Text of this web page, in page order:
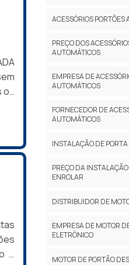
os
e
é
ACESSÓRIOS PORTÕES
PREÇO DOS
AUTOMÁTICOS
EMPRESA DE
AUTOMÁTICOS
FORNECEDOR DE
AUTOMÁTICOS
INSTALAÇÃO DE
PREÇO DA
ENROLAR
DISTRIBUIDOR DE
EMPRESA DE MOTOR
ELETRÔNICO
MOTOR DE PORTÃO